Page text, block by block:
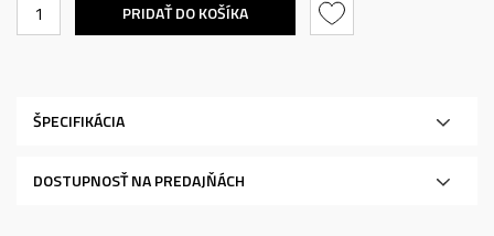
PRIDAŤ DO KOŠÍKA
ŠPECIFIKÁCIA
DOSTUPNOSŤ NA PREDAJŇÁCH